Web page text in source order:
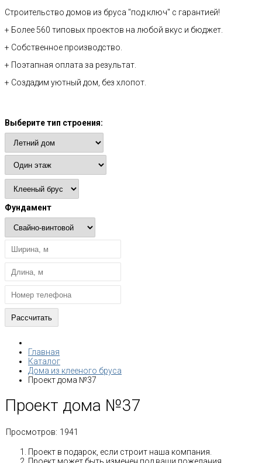
Строительство домов из бруса "под ключ" с гарантией!
+ Более 560 типовых проектов на любой вкус и бюджет.
+ Собственное производство.
+ Поэтапная оплата за результат.
+ Создадим уютный дом, без хлопот.
Выберите тип строения:
Фундамент
Главная
Каталог
Дома из клееного бруса
Проект дома №37
Проект дома №37
Просмотров: 1941
Проект в подарок, если строит наша компания.
Проект может быть изменен под ваши пожелания,